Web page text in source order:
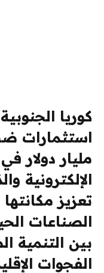
كوريا
مليار دولار
الإلكترونية
تعزيز
الصناعات
بين التنمية
الفجوات